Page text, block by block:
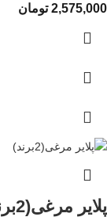
2,575,000 تومان
پلایر مرغی(2برند)